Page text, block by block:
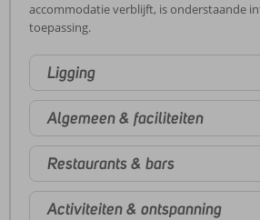
accommodatie verblijft, is onderstaande
toepassing.
Ligging
Algemeen & faciliteiten
Restaurants & bars
Activiteiten & ontspanning